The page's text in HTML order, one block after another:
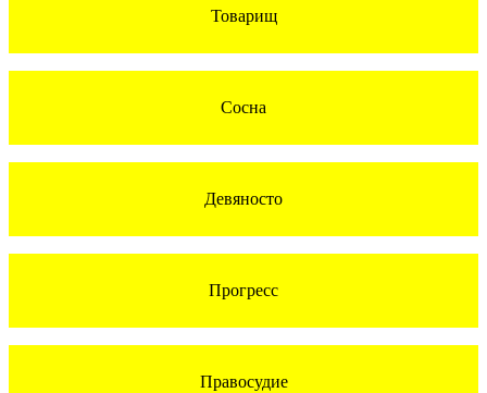
Товарищ
Сосна
Девяносто
Прогресс
Правосудие